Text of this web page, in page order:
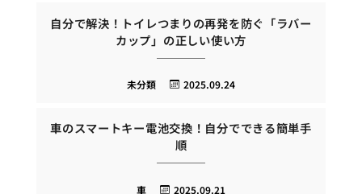
自分で解決！トイレつまりの再発を防ぐ「ラバー
カップ」の正しい使い方
2025.09.24
未分類
車のスマートキー電池交換！自分でできる簡単手
順
2025.09.21
車